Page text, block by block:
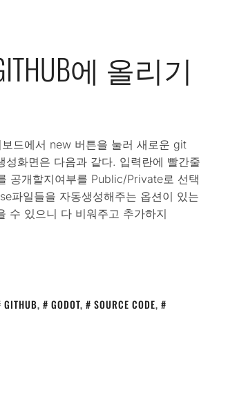
에 올리기
드에서 new 버튼을 눌러 새로운 git
화면은 다음과 같다. 입력란에 빨간줄
공개할지여부를 Public/Private로 선택
파일들을 자동생성해주는 옵션이 있는
수 있으니 다 비워주고 추가하지
GITHUB, GODOT, SOURCE CODE,